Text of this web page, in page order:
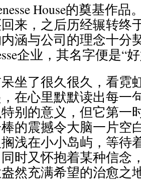
House的奠基作
来，之后历经辗转终
涵与公司的理念十
企业，其名字便是“
坐了很久很久，看霓
在心里默默读出每一
别的意义，但它第一
的震撼令大脑一片空
浅在小小岛屿，等待
时又怀抱着某种信念
然充满希望的治愈之